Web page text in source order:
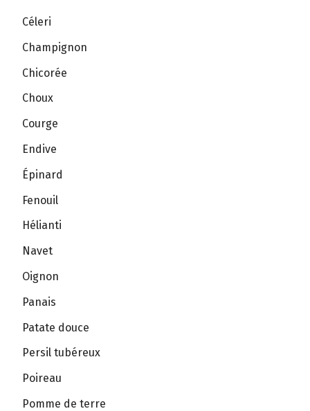
Céleri
Champignon
Chicorée
Choux
Courge
Endive
Épinard
Fenouil
Hélianti
Navet
Oignon
Panais
Patate douce
Persil tubéreux
Poireau
Pomme de terre